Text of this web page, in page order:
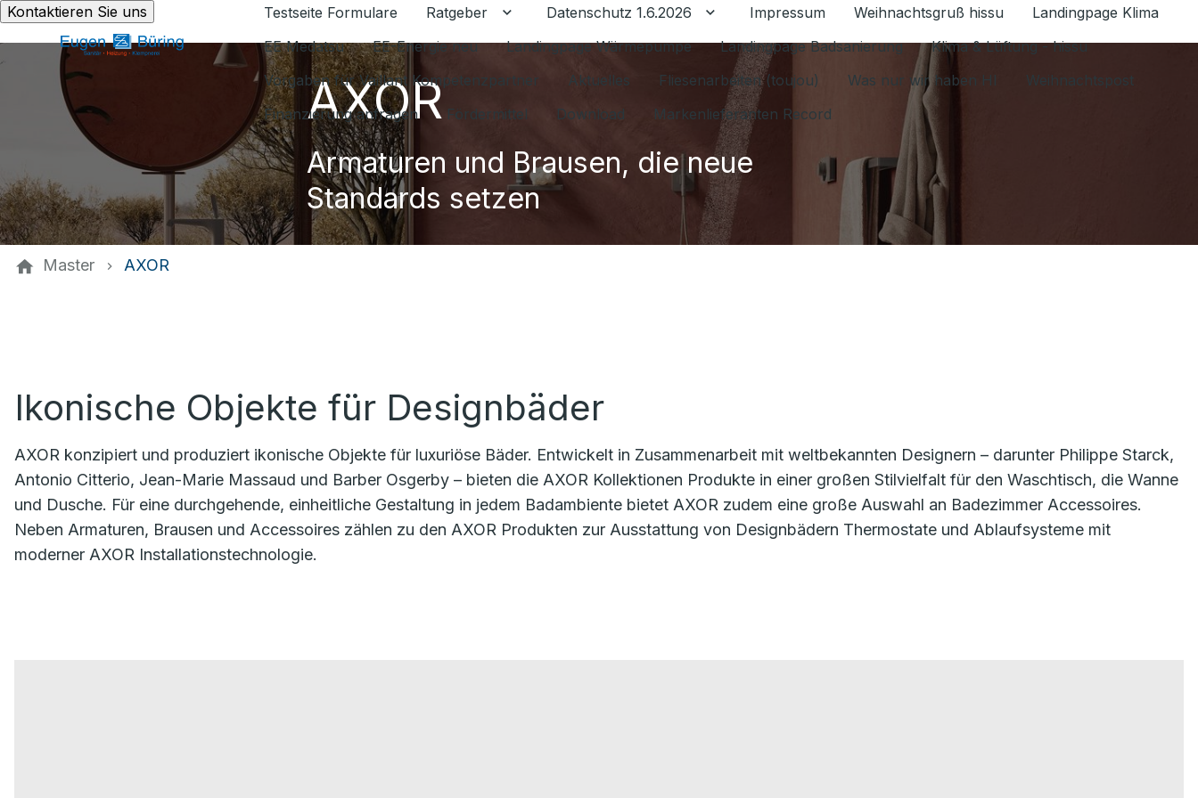
Kontaktieren Sie uns Testseite Formulare Ratgeber Untermenü für Ratgeber umschalten
Datenschutz 1.6.2026 Untermenü für Datenschutz 1.6.2026 umschalten
Impressum Weihnachtsgruß hissu
Landingpage Klima
EE Medatsu
EE-Energie neu Landingpage Wärmepumpe Landingpage Badsanierung
Klima & Lüftung - hissu
Vorgaben für Vaillant Kompetenzpartner
Aktuelles Fliesenarbeiten (toujou) Was nur wir haben HI
Weihnachtspost
Finanzierung anfragen
Fördermittel Download Markenlieferanten Record
AXOR
Armaturen und Brausen, die neue
Standards setzen
Master AXOR
Ikonische Objekte für Designbäder
AXOR konzipiert und produziert ikonische Objekte für luxuriöse Bäder. Entwickelt in Zusammenarbeit mit weltbekannten Designern – darunter Philippe Starck,
Antonio Citterio, Jean-Marie Massaud und Barber Osgerby – bieten die AXOR Kollektionen Produkte in einer großen Stilvielfalt für den Waschtisch, die Wanne
und Dusche. Für eine durchgehende, einheitliche Gestaltung in jedem Badambiente bietet AXOR zudem eine große Auswahl an Badezimmer Accessoires.
Neben Armaturen, Brausen und Accessoires zählen zu den AXOR Produkten zur Ausstattung von Designbädern Thermostate und Ablaufsysteme mit
moderner AXOR Installationstechnologie.